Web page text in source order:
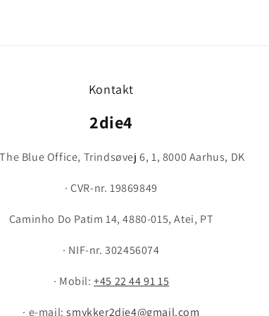
Kontakt
2die4
Blue Office, Trindsøvej 6, 1, 8000 Aarhus, DK
· CVR-nr. 19869849
Caminho Do Patim 14, 4880-015, Atei, PT
· NIF-nr. 302456074
· Mobil:+45 22 44 91 15
· e-mail:smykker2die4@gmail.com